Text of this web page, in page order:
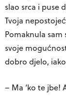
slao srca i puse
Tvoja
Pomaknula sam
svoje
dobro djelo,
– Ma ‘ko te jbe!